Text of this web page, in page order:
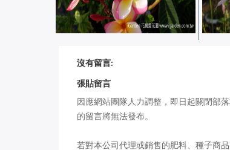
六月開花紀錄：2020 年 6 月
沒有留言:
張貼留言
因應網站團隊人力調整，即日起關閉部
的留言將無法發布。
若對本公司代理或銷售的肥料、種子商